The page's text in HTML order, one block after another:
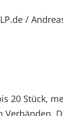
/
20 Stück,